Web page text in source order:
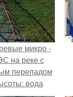
микро -
на реке с
перепадом
вода